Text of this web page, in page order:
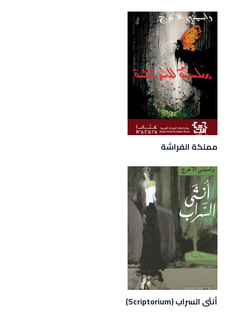
مملكة الفراشة
أنثى السراب (Scriptorium)